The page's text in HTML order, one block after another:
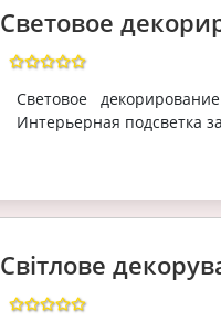
Световое
Световое
Интерьерная подсветка
Світлове